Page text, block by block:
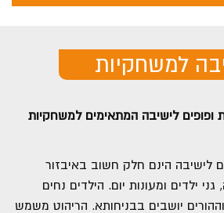
למשחקיות
ופופים לישיבה המתאימים למשחקיות
לישיבה הינם חלק חשוב באיבזור
ילדים ומעונות יום. הילדים נחים
יושבים בבניחותא. הריהוט משמש